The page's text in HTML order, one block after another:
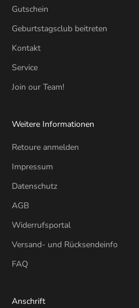
Gutschein
Geburtstagsclub beitreten
Kontakt
Service
Join our Team!
Weitere Informationen
Retoure anmelden
Impressum
Datenschutz
AGB
Widerrufsportal
Versand- und Rücksendeinfo
FAQ
Anschrift